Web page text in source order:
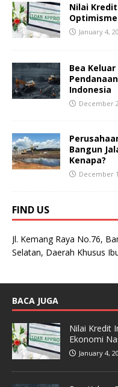
Nilai
January 4,
Bea
Indonesia
December
Bangun
Kenapa?
December
FIND US
Jl. Kemang Raya No.76,
Selatan, Daerah Khusus
BACA JUGA
Nilai Kredit
Ekonomi
January 4,